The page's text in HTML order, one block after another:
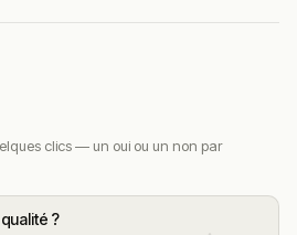
artificielle, en attente de
sur :
clics — un oui ou un non par
?